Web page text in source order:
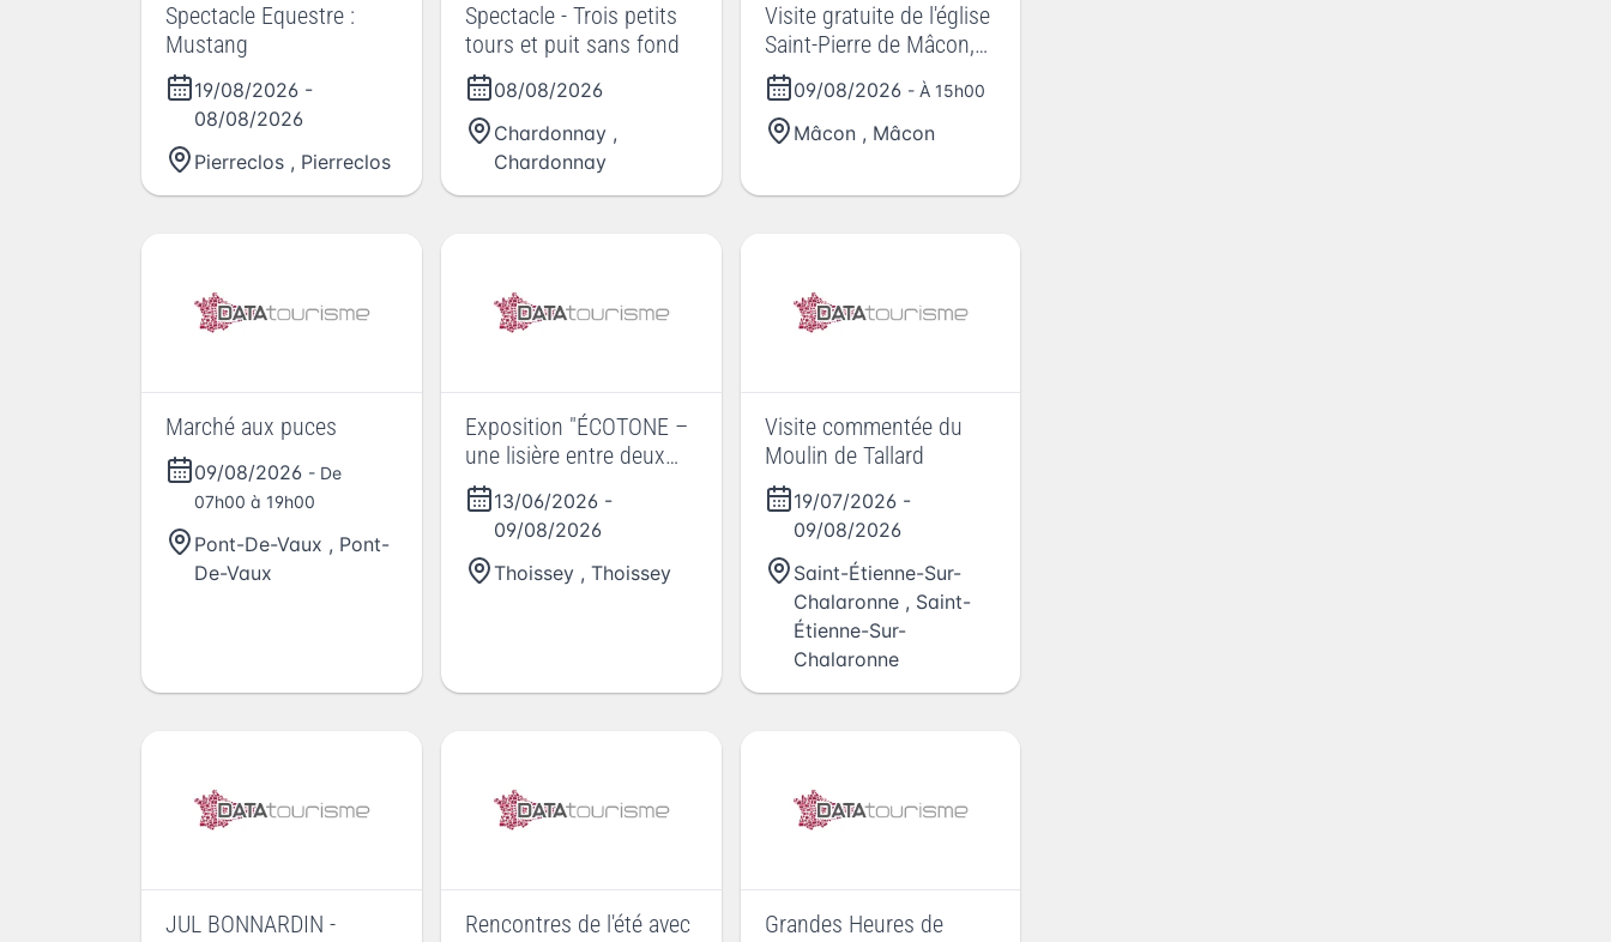
Spectacle Equestre :
Mustang
19/08/2026 -
08/08/2026
Pierreclos , Pierreclos
Spectacle - Trois petits
tours et puit sans fond
08/08/2026
Chardonnay ,
Chardonnay
Visite gratuite de l'église
Saint-Pierre de Mâcon,
guidée par un fidèle, à
travers la figure de Marie
09/08/2026 - À 15h00
Mâcon , Mâcon
Marché aux puces
09/08/2026 - De
07h00 à 19h00
Pont-De-Vaux , Pont-
De-Vaux
Exposition "ÉCOTONE –
une lisière entre deux
mondes"
13/06/2026 -
09/08/2026
Thoissey , Thoissey
Visite commentée du
Moulin de Tallard
19/07/2026 -
09/08/2026
Saint-Étienne-Sur-
Chalaronne , Saint-
Étienne-Sur-
Chalaronne
JUL BONNARDIN -
Rencontres de l'été avec
Grandes Heures de